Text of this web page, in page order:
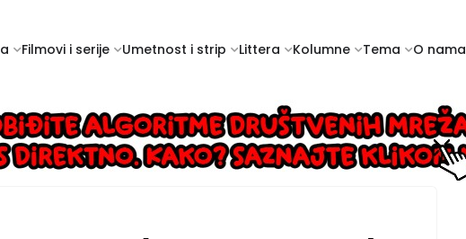
Filmovi i serije Umetnost i strip Littera Kolumne Tema O nama